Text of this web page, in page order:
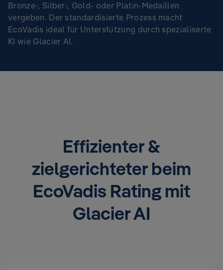
Bronze-, Silber-, Gold- oder Platin-Medaillen
vergeben. Der standardisierte Prozess macht
EcoVadis ideal für Unterstützung durch spezialiserte
KI wie Glacier AI.
Effizienter &
zielgerichteter beim
EcoVadis Rating mit
Glacier AI